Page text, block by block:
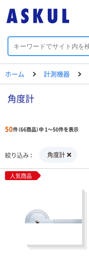
ホーム 計測機器
角度計
50件（66商品）中 1～50件を表示
絞り込み 角度計
人気商品